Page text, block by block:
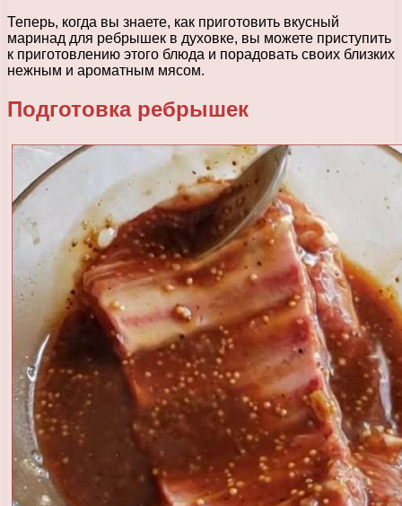
Теперь, когда вы знаете, как приготовить вкусный
маринад для ребрышек в духовке, вы можете приступить
к приготовлению этого блюда и порадовать своих близких
нежным и ароматным мясом.
Подготовка ребрышек